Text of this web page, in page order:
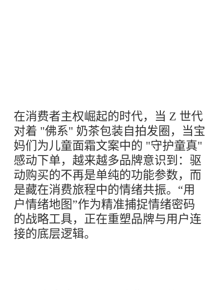
在消费者主权崛起的时代，当 Z 世代
对着 "佛系" 奶茶包装自拍发圈，当宝
妈们为儿童面霜文案中的 "守护童真"
感动下单，越来越多品牌意识到：驱
动购买的不再是单纯的功能参数，而
是藏在消费旅程中的情绪共振。“用
户情绪地图”作为精准捕捉情绪密码
的战略工具，正在重塑品牌与用户连
接的底层逻辑。